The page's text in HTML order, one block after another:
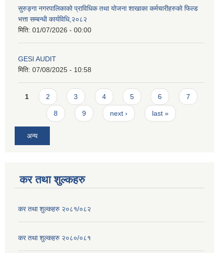
सुरुङ्गा नगरपालिकाको प्राविधिक तथा योजना शाखाका कर्मचारीहरुको फिल्ड
भत्ता सम्बन्धी कार्यविधि,२०८२
मिति: 01/07/2026 - 00:00
GESI AUDIT
मिति: 07/08/2025 - 10:58
Pages
1 2 3 4 5 6 7
8 9 next › last »
अन्य
कर तथा शुल्कहरु
कर तथा शुल्कहरु २०८१/०८२
कर तथा शुल्कहरु २०८०/०८१